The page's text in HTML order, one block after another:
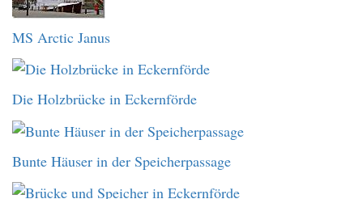
MS Arctic Janus
Die Holzbrücke in Eckernförde
Bunte Häuser in der Speicherpassage